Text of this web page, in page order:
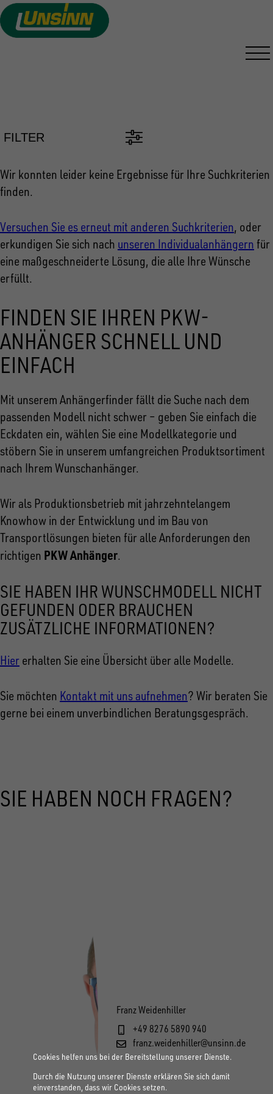
Direkt
zum
Inhalt
FILTER
Wir konnten leider keine Ergebnisse für Ihre Suchkriterien
finden.
Versuchen Sie es erneut mit anderen Suchkriterien, oder
erkundigen Sie sich nach unseren Individualanhängern für
eine maßgeschneiderte Lösung, die alle Ihre Wünsche
erfüllt.
FINDEN SIE IHREN PKW-
ANHÄNGER SCHNELL UND
EINFACH
Mit unserem Anhängerfinder fällt die Suche nach dem
passenden Modell nicht schwer – geben Sie einfach die
Eckdaten ein, wählen Sie eine Modellkategorie und
stöbern Sie in unserem umfangreichen Produktsortiment
nach Ihrem Wunschanhänger.
Wir als Produktionsbetrieb mit jahrzehntelangem
Knowhow in der Entwicklung und im Bau von
Transportlösungen bieten für alle Anforderungen den
richtigen PKW Anhänger.
SIE HABEN IHR WUNSCHMODELL NICHT
GEFUNDEN ODER BRAUCHEN
ZUSÄTZLICHE INFORMATIONEN?
Hier erhalten Sie eine Übersicht über alle Modelle.
Sie möchten Kontakt mit uns aufnehmen? Wir beraten Sie
gerne bei einem unverbindlichen Beratungsgespräch.
SIE HABEN NOCH FRAGEN?
Franz Weidenhiller
+49 8276 5890 940
franz.weidenhiller@unsinn.de
Cookies helfen uns bei der Bereitstellung unserer Dienste.
Durch die Nutzung unserer Dienste erklären Sie sich damit
einverstanden, dass wir Cookies setzen.